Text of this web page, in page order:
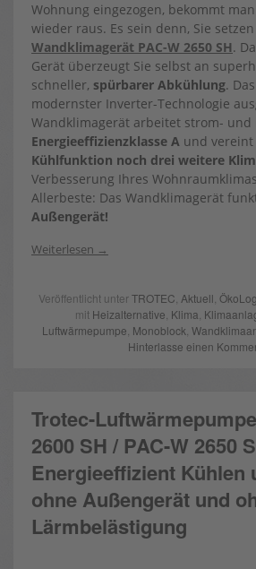
Wohnung eingezogen, bekommt
wieder raus. Es sein denn, Sie
Wandklimagerät PAC-W 2650 SH.
Gerät überzeugt Sie selbst an
schneller, spürbarer Abkühlung.
modernster Inverter-Technologie
Wandklimagerät arbeitet strom-
Energieeffizienzklasse A und
Kühlfunktion noch drei weitere
Verbesserung Ihres
Allerbeste: Das Wandklimagerät
Außengerät!
Weiterlesen
Veröffentlicht unterTROTEC Aktuell
mit Heizalternative Klima
Luftwärmepumpe Monoblock
Hinterlasse einen
Trotec-
2600 SH / PAC-W 2650
Energieeffizient Kühlen
ohne Außengerät und
Lärmbelästigung